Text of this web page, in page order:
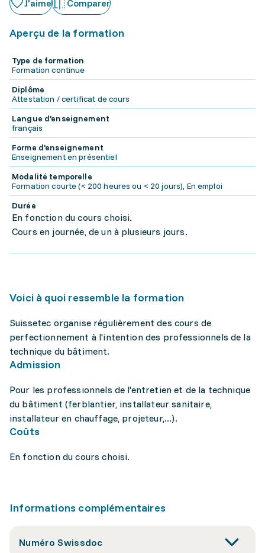
J'aime Comparer
Aperçu de la formation
Type de formation
Formation continue
Diplôme
Attestation / certificat de cours
Langue d'enseignement
français
Forme d'enseignement
Enseignement en présentiel
Modalité temporelle
Formation courte (< 200 heures ou < 20 jours), En emploi
Durée
En fonction du cours choisi.
Cours en journée, de un à plusieurs jours.
Voici à quoi ressemble la formation
Suissetec organise régulièrement des cours de
perfectionnement à l'intention des professionnels de la
technique du bâtiment.
Admission
Pour les professionnels de l'entretien et de la technique
du bâtiment (ferblantier, installateur sanitaire,
installateur en chauffage, projeteur,...).
Coûts
En fonction du cours choisi.
Informations complémentaires
Numéro Swissdoc